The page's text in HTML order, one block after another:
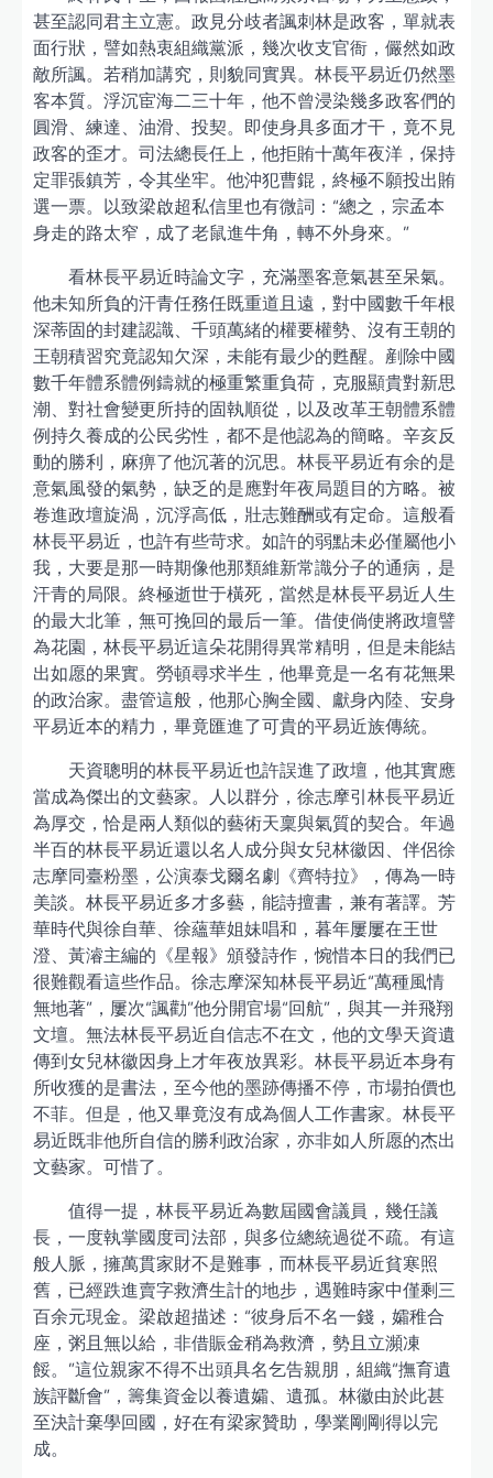
甚至認同君主立憲。政見分歧者諷刺林是政客，單就表
面行狀，譬如熱衷組織黨派，幾次收支官衙，儼然如政
敵所諷。若稍加講究，則貌同實異。林長平易近仍然墨
客本質。浮沉宦海二三十年，他不曾浸染幾多政客們的
圓滑、練達、油滑、投契。即使身具多面才干，竟不見
政客的歪才。司法總長任上，他拒賄十萬年夜洋，保持
定罪張鎮芳，令其坐牢。他沖犯曹錕，終極不願投出賄
選一票。以致梁啟超私信里也有微詞：“總之，宗孟本
身走的路太窄，成了老鼠進牛角，轉不外身來。”
看林長平易近時論文字，充滿墨客意氣甚至呆氣。
他未知所負的汗青任務任既重道且遠，對中國數千年根
深蒂固的封建認識、千頭萬緒的權要權勢、沒有王朝的
王朝積習究竟認知欠深，未能有最少的甦醒。剷除中國
數千年體系體例鑄就的極重繁重負荷，克服顯貴對新思
潮、對社會變更所持的固執順從，以及改革王朝體系體
例持久養成的公民劣性，都不是他認為的簡略。辛亥反
動的勝利，麻痹了他沉著的沉思。林長平易近有余的是
意氣風發的氣勢，缺乏的是應對年夜局題目的方略。被
卷進政壇旋渦，沉浮高低，壯志難酬或有定命。這般看
林長平易近，也許有些苛求。如許的弱點未必僅屬他小
我，大要是那一時期像他那類維新常識分子的通病，是
汗青的局限。終極逝世于橫死，當然是林長平易近人生
的最大北筆，無可挽回的最后一筆。借使倘使將政壇譬
為花園，林長平易近這朵花開得異常精明，但是未能結
出如愿的果實。勞頓尋求半生，他畢竟是一名有花無果
的政治家。盡管這般，他那心胸全國、獻身內陸、安身
平易近本的精力，畢竟匯進了可貴的平易近族傳統。
天資聰明的林長平易近也許誤進了政壇，他其實應
當成為傑出的文藝家。人以群分，徐志摩引林長平易近
為厚交，恰是兩人類似的藝術天稟與氣質的契合。年過
半百的林長平易近還以名人成分與女兒林徽因、伴侶徐
志摩同臺粉墨，公演泰戈爾名劇《齊特拉》，傳為一時
美談。林長平易近多才多藝，能詩擅書，兼有著譯。芳
華時代與徐自華、徐蘊華姐妹唱和，暮年屢屢在王世
澄、黃濬主編的《星報》頒發詩作，惋惜本日的我們已
很難觀看這些作品。徐志摩深知林長平易近“萬種風情
無地著”，屢次“諷勸”他分開官場“回航”，與其一并飛翔
文壇。無法林長平易近自信志不在文，他的文學天資遺
傳到女兒林徽因身上才年夜放異彩。林長平易近本身有
所收獲的是書法，至今他的墨跡傳播不停，市場拍價也
不菲。但是，他又畢竟沒有成為個人工作書家。林長平
易近既非他所自信的勝利政治家，亦非如人所愿的杰出
文藝家。可惜了。
值得一提，林長平易近為數屆國會議員，幾任議
長，一度執掌國度司法部，與多位總統過從不疏。有這
般人脈，擁萬貫家財不是難事，而林長平易近貧寒照
舊，已經跌進賣字救濟生計的地步，遇難時家中僅剩三
百余元現金。梁啟超描述：“彼身后不名一錢，孀稚合
座，粥且無以給，非借賑金稍為救濟，勢且立瀕凍
餒。”這位親家不得不出頭具名乞告親朋，組織“撫育遺
族評斷會”，籌集資金以養遺孀、遺孤。林徽由於此甚
至決計棄學回國，好在有梁家贊助，學業剛剛得以完
成。